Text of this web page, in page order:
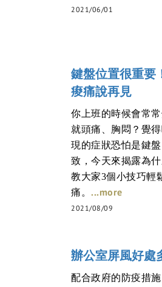
2021/06/01
鍵盤位置很重要
痠痛說再見
你上班的時候會常
就頭痛、胸悶？覺
現的症狀恐怕是鍵
致，今天來揭露為
教大家3個小技巧輕
痛。 ...more
2021/08/09
辦公室屏風好處
配合政府的防疫措